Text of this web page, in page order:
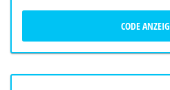
CODE